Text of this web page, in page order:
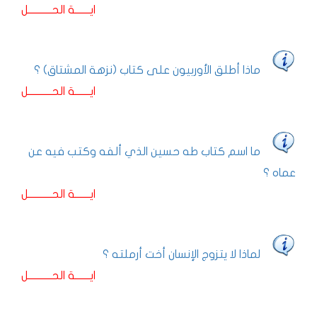
ايـــــــة الحـــــــــــل
ماذا أطلق الأوربيون على كتاب (نزهة المشتاق) ؟
ايـــــــة الحـــــــــــل
ما اسم كتاب طه حسين الذي ألفه وكتب فيه عن
عماه ؟
ايـــــــة الحـــــــــــل
لماذا لا يتزوج الإنسان أخت أرملته ؟
ايـــــــة الحـــــــــــل